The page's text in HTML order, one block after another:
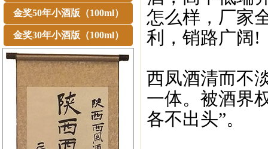
金奖50年小酒版（100ml）
金奖30年小酒版（100ml）
怎么样，厂家
利，销路广阔!
西凤酒清而不
一体。被酒界
各不出头”。